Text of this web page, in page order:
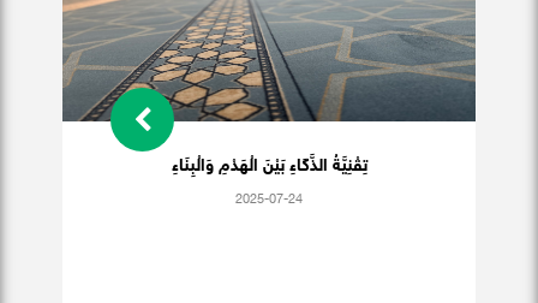
تِقْنِيَّةُ الذَّكَاءِ بَيْنَ الْهَدْمِ وَالْبِنَاءِ
2025-07-24